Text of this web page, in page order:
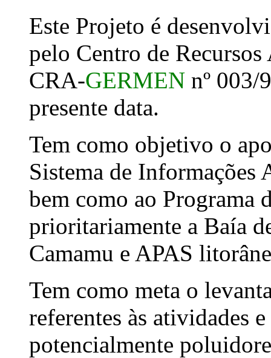
Este Projeto é
pelo Centro de
CRA-GERMEN nº 003/
presente data.
Tem como objetivo o
Sistema de
bem como ao Programa
prioritariamente a Baía
Camamu e APAS
Tem como meta o
referentes às atividades
potencialmente